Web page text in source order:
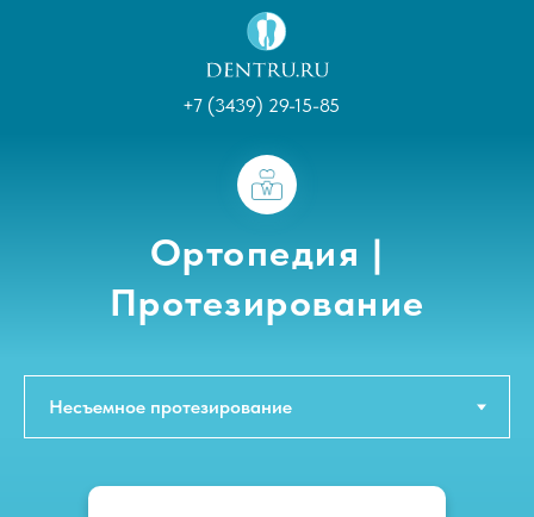
+7 (3439) 29-15-85
Ортопедия |
Протезирование